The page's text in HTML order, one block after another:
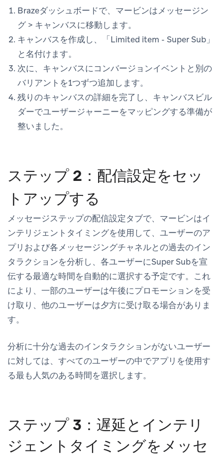
Brazeダッシュボードで、マービンはメッセージン
グ > キャンバスに移動します。
キャンバスを作成し、「Limited item - Super Sub」
と名付けます。
次に、キャンバスにコンバージョンイベントと別の
バリアントを1つずつ追加します。
残りのキャンバスの詳細を完了し、キャンバスビル
ダーでユーザージャーニーをマッピングする準備が
整いました。
ステップ 2：配信設定をセッ
トアップする
メッセージステップの配信設定タブで、マービンはイ
ンテリジェントタイミングを使用して、ユーザーのア
プリおよび各メッセージングチャネルとの過去のイン
タラクションを分析し、各ユーザーにSuper Subを宣
伝する最適な時間を自動的に選択する予定です。これ
により、一部のユーザーは午後にプロモーションを受
け取り、他のユーザーは夕方に受け取る場合がありま
す。
分析に十分な過去のインタラクションがないユーザー
に対しては、 すべてのユーザーの中でアプリを使用す
る最も人気のある時間を選択します。
ステップ 3：遅延とインテリ
ジェントタイミングをメッセ